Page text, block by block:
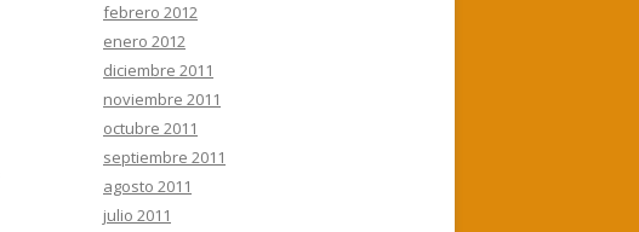
febrero 2012
enero 2012
diciembre 2011
noviembre 2011
octubre 2011
septiembre 2011
agosto 2011
julio 2011